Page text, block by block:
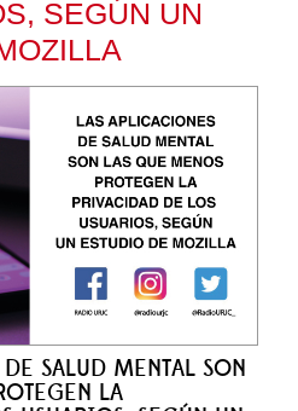
SEGÚN UN
SALUD MENTAL SON
LA